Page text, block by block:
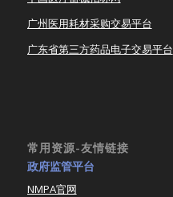
广州医用耗材采购交易平台
广东省第三方药品电子交易平台
常用资源-友情链接
政府监管平台
NMPA官网